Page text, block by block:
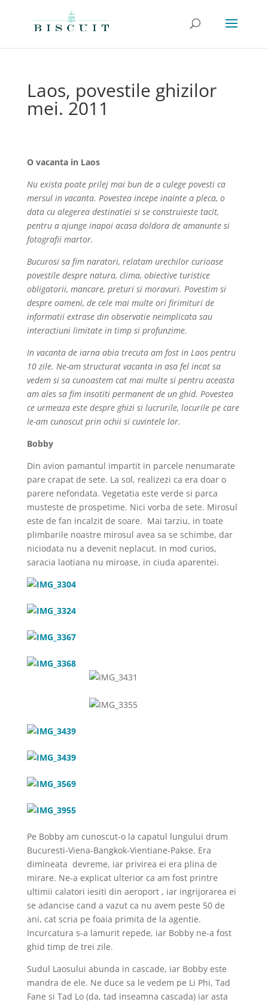
Laos, povestile ghizilor
mei. 2011
O vacanta in Laos
Nu exista poate prilej mai bun de a culege povesti ca
mersul in vacanta. Povestea incepe inainte a pleca, o
data cu alegerea destinatiei si se construieste tacit,
pentru a ajunge inapoi acasa doldora de amanunte si
fotografii martor.
Bucurosi sa fim naratori, relatam urechilor curioase
povestile despre natura, clima, obiective turistice
obligatorii, mancare, preturi si moravuri. Povestim si
despre oameni, de cele mai multe ori firimituri de
informatii extrase din observatie neimplicata sau
interactiuni limitate in timp si profunzime.
In vacanta de iarna abia trecuta am fost in Laos pentru
10 zile. Ne-am structurat vacanta in asa fel incat sa
vedem si sa cunoastem cat mai multe si pentru aceasta
am ales sa fim insotiti permanent de un ghid. Povestea
ce urmeaza este despre ghizi si lucrurile, locurile pe care
le-am cunoscut prin ochii si cuvintele lor.
Bobby
Din avion pamantul impartit in parcele nenumarate
pare crapat de sete. La sol, realizezi ca era doar o
parere nefondata. Vegetatia este verde si parca
musteste de prospetime. Nici vorba de sete. Mirosul
este de fan incalzit de soare. Mai tarziu, in toate
plimbarile noastre mirosul avea sa se schimbe, dar
niciodata nu a devenit neplacut. In mod curios,
saracia laotiana nu miroase, in ciuda aparentei.
Pe Bobby am cunoscut-o la capatul lungului drum
Bucuresti-Viena-Bangkok-Vientiane-Pakse. Era
dimineata devreme, iar privirea ei era plina de
mirare. Ne-a explicat ulterior ca am fost printre
ultimii calatori iesiti din aeroport , iar ingrijorarea ei
se adancise cand a vazut ca nu avem peste 50 de
ani, cat scria pe foaia primita de la agentie.
Incurcatura s-a lamurit repede, iar Bobby ne-a fost
ghid timp de trei zile.
Sudul Laosului abunda in cascade, iar Bobby este
mandra de ele. Ne duce sa le vedem pe Li Phi, Tad
Fane si Tad Lo (da, tad inseamna cascada) iar asta